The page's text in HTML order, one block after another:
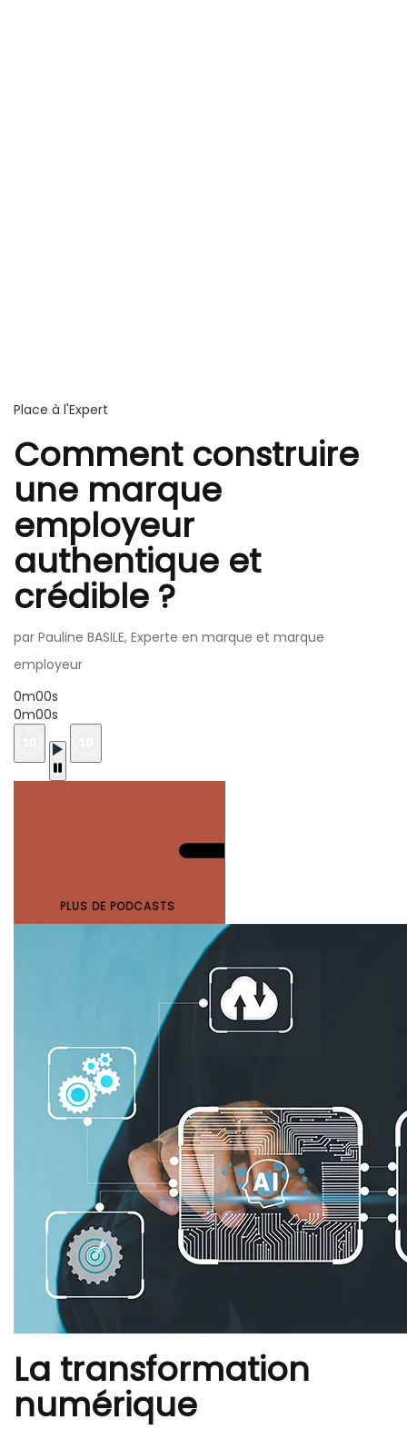
Place à l'Expert
Comment construire
une marque
employeur
authentique et
crédible ?
par Pauline BASILE, Experte en marque et marque
employeur
0m00s
0m00s
PLUS DE PODCASTS
La transformation
numérique